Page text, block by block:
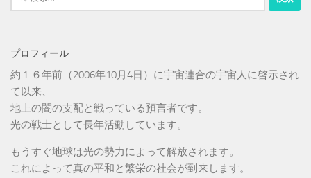
索:
プロフィール
約１６年前（2006年10月4日）に宇宙連合の宇宙人に啓示され
て以来、
地上の闇の支配と戦っている預言者です。
光の戦士として長年活動しています。
もうすぐ地球は光の勢力によって解放されます。
これによって真の平和と繁栄の社会が到来します。